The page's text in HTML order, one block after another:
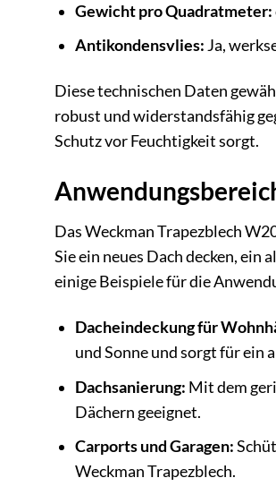
Gewicht pro Quadratmeter:
Antikondensvlies:Ja,
Diese technischen Daten
robust und widerstandsfähig
Schutz vor Feuchtigkeit sorgt.
Das Weckman Trapezblech
Sie ein neues Dach decken, ein
einige Beispiele für die
Dacheindeckung für
und Sonne und sorgt für ein
Dachsanierung: Mit dem
Dächern geeignet.
Carports und Garagen:
Weckman Trapezblech.